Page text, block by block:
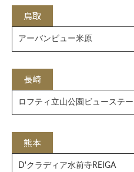
鳥取
アーバンビュー米原
長崎
ロフティ立山公園ビューステ
熊本
D'クラディア水前寺REIGA